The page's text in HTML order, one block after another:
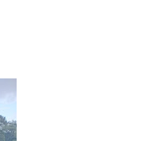
Kuningan dan PAM Tirta
Daging Naik, Telur Turun
Tiga, Tapi yang Bakal Dihadiri